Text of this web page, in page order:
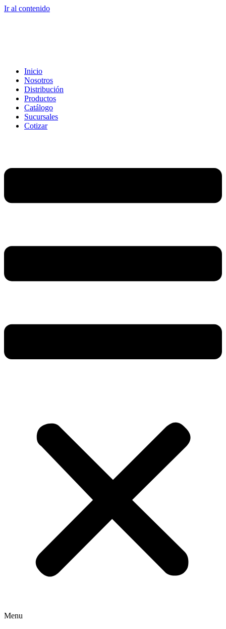
Ir al contenido
Inicio
Nosotros
Distribución
Productos
Catálogo
Sucursales
Cotizar
Menu